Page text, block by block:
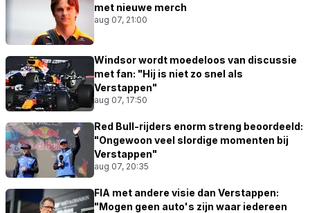
met nieuwe merch
aug 07, 21:00
Windsor wordt moedeloos van discussie
met fan: "Hij is niet zo snel als
Verstappen"
aug 07, 17:50
Red Bull-rijders enorm streng beoordeeld:
"Ongewoon veel slordige momenten bij
Verstappen"
aug 07, 20:35
FIA met andere visie dan Verstappen:
"Mogen geen auto's zijn waar iedereen